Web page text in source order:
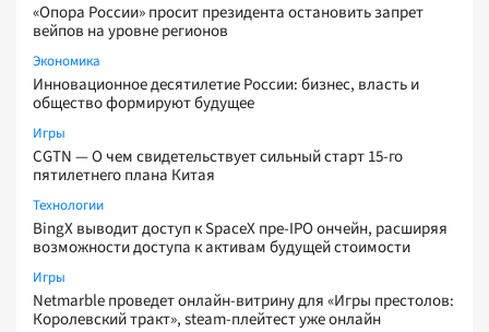
«Опора России» просит президента остановить запрет
вейпов на уровне регионов
Экономика
Инновационное десятилетие России: бизнес, власть и
общество формируют будущее
Игры
CGTN — О чем свидетельствует сильный старт 15-го
пятилетнего плана Китая
Технологии
BingX выводит доступ к SpaceX пре-IPO ончейн, расширяя
возможности доступа к активам будущей стоимости
Игры
Netmarble проведет онлайн-витрину для «Игры престолов:
Королевский тракт», steam-плейтест уже онлайн